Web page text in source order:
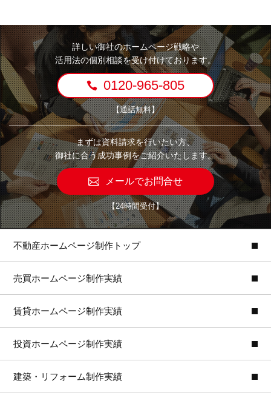
詳しい御社のホームページ戦略や
活用法の個別相談を受け付けております。
0120-965-805
【通話無料】
まずは資料請求を行いたい方、
御社に合う成功事例をご紹介いたします。
メールでお問合せ
【24時間受付】
不動産ホームページ制作トップ
売買ホームページ制作実績
賃貸ホームページ制作実績
投資ホームページ制作実績
建築・リフォーム制作実績